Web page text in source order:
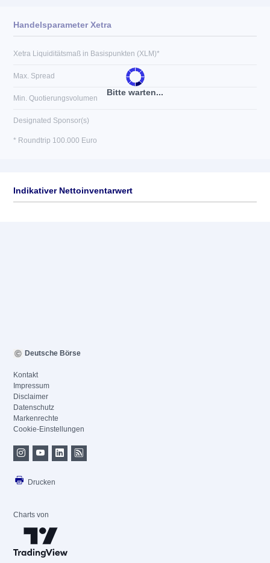
Bitte warten...
Handelsparameter Xetra
Xetra Liquiditätsmaß in Basispunkten (XLM)*
Max. Spread
Min. Quotierungsvolumen
Designated Sponsor(s)
* Roundtrip 100.000 Euro
Indikativer Nettoinventarwert
Deutsche Börse
Kontakt
Impressum
Disclaimer
Datenschutz
Markenrechte
Cookie-Einstellungen
Drucken
Charts von